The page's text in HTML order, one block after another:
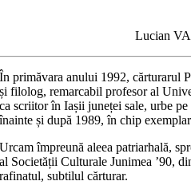
Lucian
În primăvara anului 1992, cărturarul
și filolog, remarcabil profesor al
ca scriitor în Iașii juneței sale, urbe pe
înainte și după 1989, în chip
Urcam împreună aleea patriarhală,
al Societății Culturale Junimea ’90,
rafinatul, subtilul cărturar.